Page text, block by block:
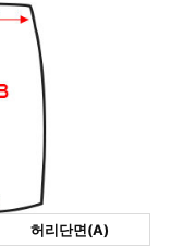
허리단면(A)